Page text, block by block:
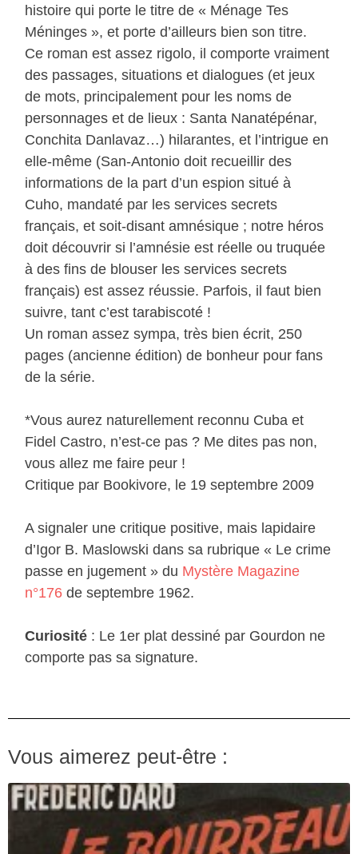
histoire qui porte le titre de « Ménage Tes
Méninges », et porte d’ailleurs bien son titre.
Ce roman est assez rigolo, il comporte vraiment
des passages, situations et dialogues (et jeux
de mots, principalement pour les noms de
personnages et de lieux : Santa Nanatépénar,
Conchita Danlavaz…) hilarantes, et l’intrigue en
elle-même (San-Antonio doit recueillir des
informations de la part d’un espion situé à
Cuho, mandaté par les services secrets
français, et soit-disant amnésique ; notre héros
doit découvrir si l’amnésie est réelle ou truquée
à des fins de blouser les services secrets
français) est assez réussie. Parfois, il faut bien
suivre, tant c’est tarabiscoté !
Un roman assez sympa, très bien écrit, 250
pages (ancienne édition) de bonheur pour fans
de la série.
*Vous aurez naturellement reconnu Cuba et
Fidel Castro, n’est-ce pas ? Me dites pas non,
vous allez me faire peur !
Critique par Bookivore, le 19 septembre 2009
A signaler une critique positive, mais lapidaire
d’Igor B. Maslowski dans sa rubrique « Le crime
passe en jugement » du Mystère Magazine
n°176 de septembre 1962.
Curiosité : Le 1er plat dessiné par Gourdon ne
comporte pas sa signature.
Vous aimerez peut-être :